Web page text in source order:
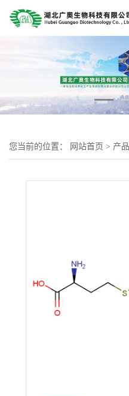
您当前的位置： 网站首页 > 产